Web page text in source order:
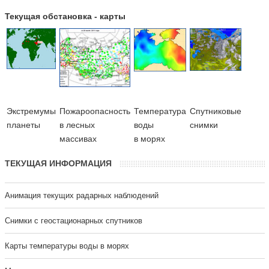
Текущая обстановка - карты
Экстремумы
планеты
Пожароопасность
в лесных
массивах
Температура
воды
в морях
Cпутниковые
снимки
ТЕКУЩАЯ ИНФОРМАЦИЯ
Анимация текущих радарных наблюдений
Cнимки с геостационарных спутников
Карты температуры воды в морях